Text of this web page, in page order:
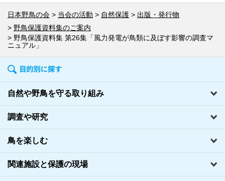
日本野鳥の会 当会の活動 自然保護
出版・発行物
野鳥保護資料集のご案内
野鳥保護資料集 第26集「風力発電が鳥類に及ぼす影響の調査マ
ニュアル」
自然や野鳥を守る取り組み
調査や研究
鳥を楽しむ
関連施設と保護の現場